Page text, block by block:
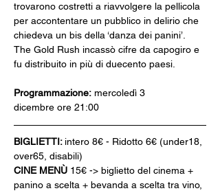
trovarono costretti a riavvolgere la pellicola
per accontentare un pubblico in delirio che
chiedeva un bis della ‘danza dei panini’.
The Gold Rush incassò cifre da capogiro e
fu distribuito in più di duecento paesi.
Programmazione: mercoledì 3
dicembre ore 21:00
BIGLIETTI: intero 8€ - Ridotto 6€ (under18,
over65, disabili)
CINE MENÙ 15€ -> biglietto del cinema +
panino a scelta + bevanda a scelta tra vino,